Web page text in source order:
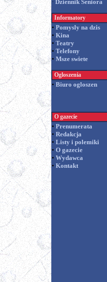
· Dziennik Seniora
Informatory
• Pomysly na dzis
• Kina
• Teatry
• Telefony
• Msze swiete
Ogloszenia
• Biuro ogloszen
O gazecie
• Prenumerata
• Redakcja
• Listy i polemiki
• O gazecie
• Wydawca
• Kontakt